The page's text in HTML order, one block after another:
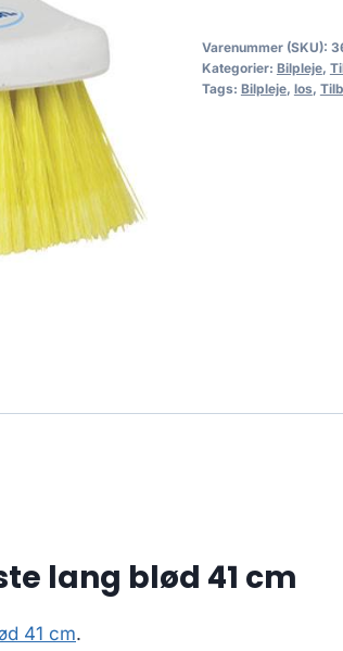
Varenummer (SKU):
Kategorier: Bilpleje,
Tags: Bilpleje, los,
lang blød 41 cm
41 cm.